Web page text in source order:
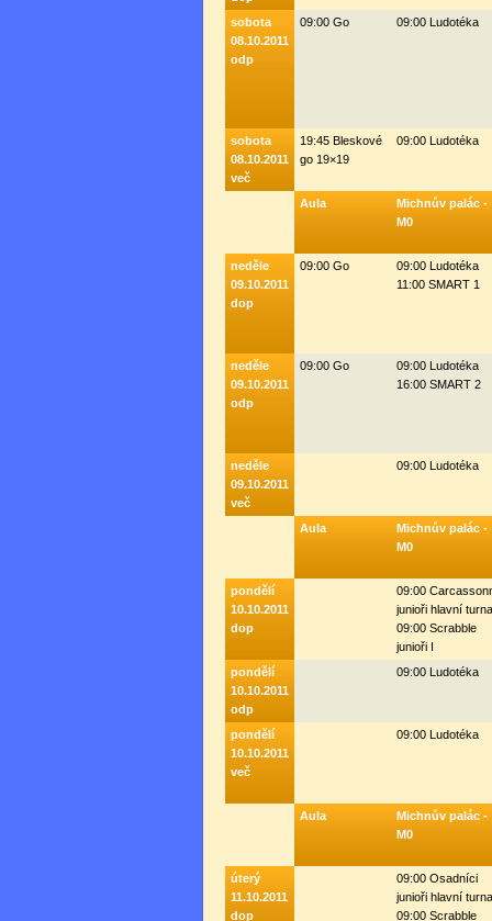
sobota
08.10.2011
odp
09:00 Go 09:00 Ludotéka
sobota
08.10.2011
več
19:45 Bleskové
go 19×19
09:00 Ludotéka
Aula
Michnův palác -
M0
neděle
09.10.2011
dop
09:00 Go
09:00 Ludotéka
11:00 SMART 1
neděle
09.10.2011
odp
09:00 Go
09:00 Ludotéka
16:00 SMART 2
neděle
09.10.2011
več
09:00 Ludotéka
Aula
Michnův palác -
M0
pondělí
10.10.2011
dop
09:00
junioři hlavní
09:00 Scrabble
junioři I
pondělí
10.10.2011
odp
09:00 Ludotéka
pondělí
10.10.2011
več
09:00 Ludotéka
Aula
Michnův palác -
M0
úterý
11.10.2011
dop
09:00 Osadníci
junioři hlavní
09:00 Scrabble